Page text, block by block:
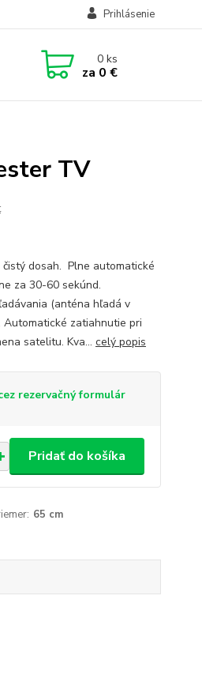
Prihlásenie
0ks
za 0 €
TV
dosah. Plne automatické
za 30-60 sekúnd.
(anténa hľadá v
zatiahnutie pri
satelitu. Kva... celý popis
rezervačný formulár
Pridať do košíka
65 cm